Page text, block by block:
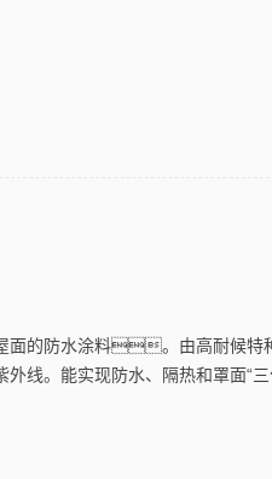
面的防水涂料。由高耐候
线。能实现防水、隔热和罩面“